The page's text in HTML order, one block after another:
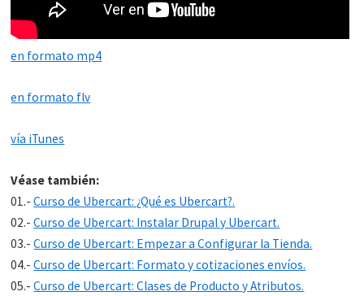
en formato mp4
en formato flv
vía iTunes
Véase también:
01.-Curso de Ubercart: ¿Qué es Ubercart?.
02.-Curso de Ubercart: Instalar Drupal y Ubercart.
03.-Curso de Ubercart: Empezar a Configurar la Tienda.
04.-Curso de Ubercart: Formato y cotizaciones envíos.
05.-Curso de Ubercart: Clases de Producto y Atributos.